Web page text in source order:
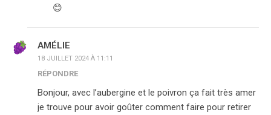
😊
AMÉLIE
18 JUILLET 2024 À 11:11
RÉPONDRE
Bonjour, avec l’aubergine et le poivron ça fait très amer
je trouve pour avoir goûter comment faire pour retirer